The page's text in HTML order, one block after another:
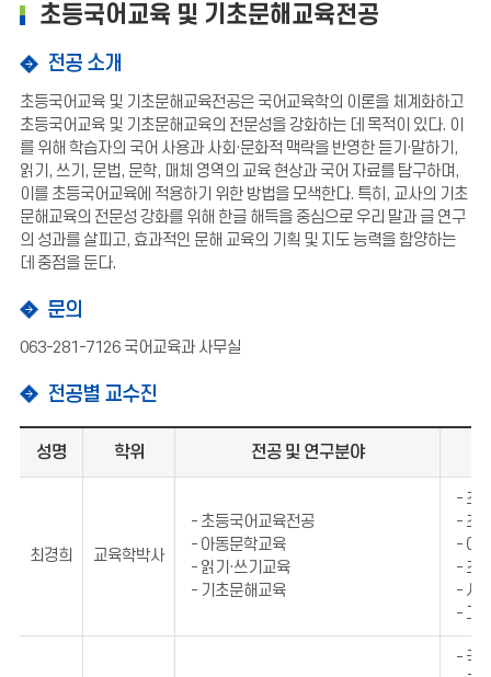
초등국어교육 및 기초문해교육전공
전공 소개
초등국어교육 및 기초문해교육전공은 국어교육학의 이론을 체계화하고
초등국어교육 및 기초문해교육의 전문성을 강화하는 데 목적이 있다. 이
를 위해 학습자의 국어 사용과 사회·문화적 맥락을 반영한 듣기·말하기,
읽기, 쓰기, 문법, 문학, 매체 영역의 교육 현상과 국어 자료를 탐구하며,
이를 초등국어교육에 적용하기 위한 방법을 모색한다. 특히, 교사의 기초
문해교육의 전문성 강화를 위해 한글 해득을 중심으로 우리 말과 글 연구
의 성과를 살피고, 효과적인 문해 교육의 기획 및 지도 능력을 함양하는
데 중점을 둔다.
문의
063-281-7126 국어교육과 사무실
전공별 교수진
성명 학위 전공 및 연구분야
최경희 교육학박사
- 초등국어교육전공
- 아동문학교육
- 읽기·쓰기교육
- 기초문해교육
- 초
- 초
- 아
- 초
- 시
- 그
- 국